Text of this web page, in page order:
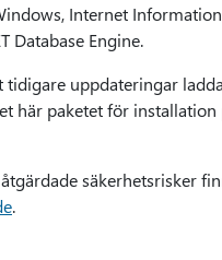
Internet Information
Database Engine.
uppdateringar
här paketet för installation
säkerhetsrisker
.